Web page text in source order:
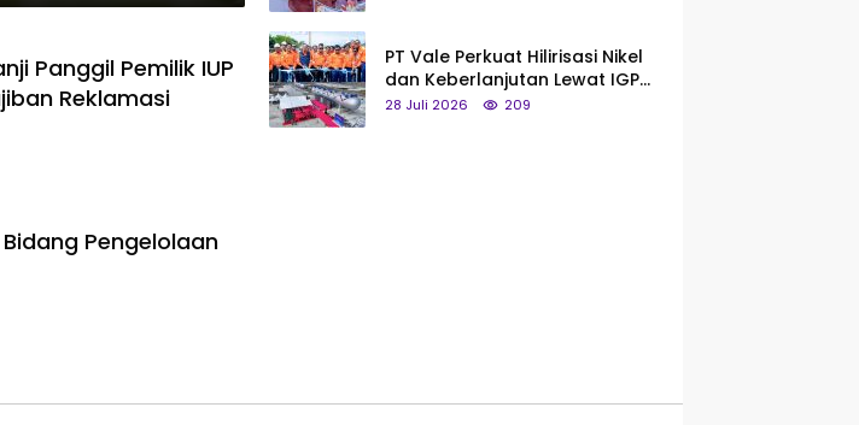
Panggil Pemilik IUP
Reklamasi
Bidang Pengelolaan
PT Vale Perkuat Hilirisasi Nikel
dan Keberlanjutan Lewat IGP
Morowali
28 Juli 2026 209